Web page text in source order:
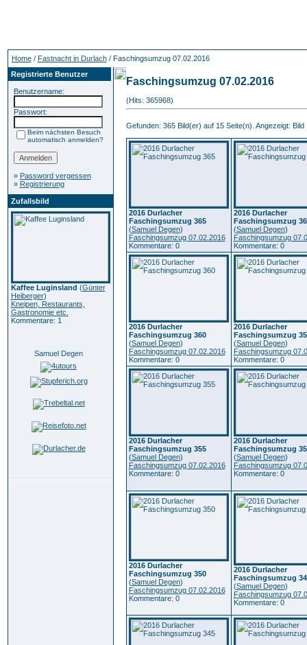
Home/ Fastnacht in Durlach/ Faschingsumzug 07.02.2016
Registrierte Benutzer
Benutzername:
Passwort:
Beim nächsten Besuch
automatisch anmelden?
» Password vergessen
» Registrierung
Zufallsbild
Kaffee Luginsland (Günter
Heiberger)
Kneipen, Restaurants,
Gastronomie etc.
Kommentare: 1
Samuel Degen
Faschingsumzug 07.02.2016
(Hits: 365968)
Gefunden: 365 Bild(er) auf 15 Seite(n). Angezeigt: Bild
2016 Durlacher
Faschingsumzug 365
(Samuel Degen)
Faschingsumzug 07.02.2016
Kommentare: 0
2016 Durlacher
Faschingsumzug
(Samuel Degen)
Faschingsumzug
Kommentare: 0
2016 Durlacher
Faschingsumzug 360
(Samuel Degen)
Faschingsumzug 07.02.2016
Kommentare: 0
2016 Durlacher
Faschingsumzug
(Samuel Degen)
Faschingsumzug
Kommentare: 0
2016 Durlacher
Faschingsumzug 355
(Samuel Degen)
Faschingsumzug 07.02.2016
Kommentare: 0
2016 Durlacher
Faschingsumzug
(Samuel Degen)
Faschingsumzug
Kommentare: 0
2016 Durlacher
Faschingsumzug 350
(Samuel Degen)
Faschingsumzug 07.02.2016
Kommentare: 0
2016 Durlacher
Faschingsumzug
(Samuel Degen)
Faschingsumzug
Kommentare: 0